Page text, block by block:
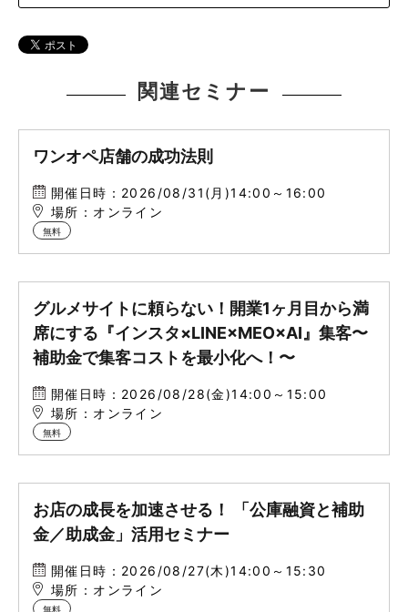
関連セミナー
ワンオペ店舗の成功法則
開催日時：2026/08/31(月)14:00～16:00
場所：オンライン
無料
グルメサイトに頼らない！開業1ヶ月目から満
席にする『インスタ×LINE×MEO×AI』集客〜
補助金で集客コストを最小化へ！〜
開催日時：2026/08/28(金)14:00～15:00
場所：オンライン
無料
お店の成長を加速させる！ 「公庫融資と補助
金／助成金」活用セミナー
開催日時：2026/08/27(木)14:00～15:30
場所：オンライン
無料